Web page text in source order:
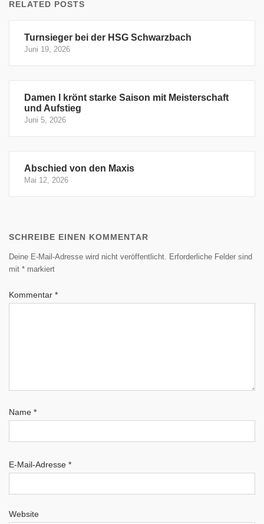
RELATED POSTS
Turnsieger bei der HSG Schwarzbach
Juni 19, 2026
Damen I krönt starke Saison mit Meisterschaft
und Aufstieg
Juni 5, 2026
Abschied von den Maxis
Mai 12, 2026
SCHREIBE EINEN KOMMENTAR
Deine E-Mail-Adresse wird nicht veröffentlicht. Erforderliche Felder sind
mit * markiert
Kommentar *
Name *
E-Mail-Adresse *
Website